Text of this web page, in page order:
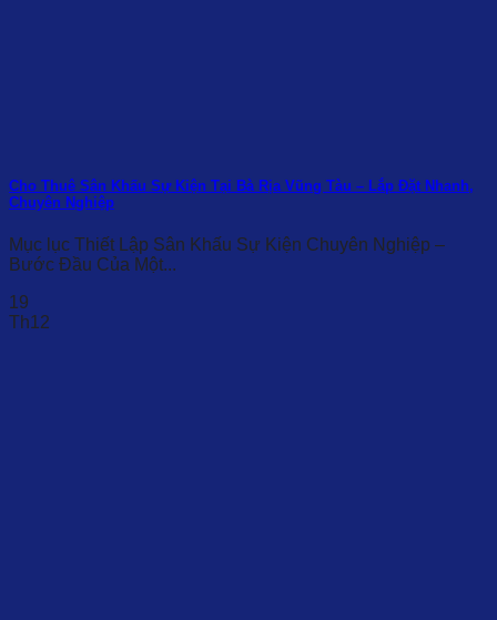
Cho Thuê Sân Khấu Sự Kiện Tại Bà Rịa Vũng Tàu – Lắp Đặt Nhanh,
Chuyên Nghiệp
Mục lục Thiết Lập Sân Khấu Sự Kiện Chuyên Nghiệp –
Bước Đầu Của Một...
19
Th12